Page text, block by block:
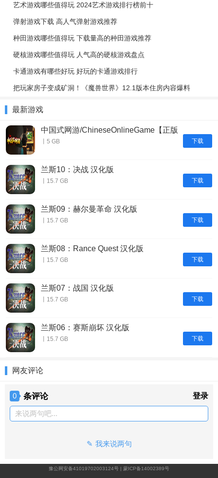
艺术游戏哪些值得玩 2024艺术游戏排行榜前十
弹射游戏下载 高人气弹射游戏推荐
种田游戏哪些值得玩 下载量高的种田游戏推荐
硬核游戏哪些值得玩 人气高的硬核游戏盘点
卡通游戏有哪些好玩 好玩的卡通游戏排行
把玩家房子变成矿洞！《魔兽世界》12.1版本住房内容爆料
最新游戏
下载
中国式网游/ChineseOnlineGame【正版
账号】
丨5 GB
下载
兰斯10：决战 汉化版
丨15.7 GB
下载
兰斯09：赫尔曼革命 汉化版
丨15.7 GB
下载
兰斯08：Rance Quest 汉化版
丨15.7 GB
下载
兰斯07：战国 汉化版
丨15.7 GB
下载
兰斯06：赛斯崩坏 汉化版
丨15.7 GB
网友评论
0 条评论 登录
来说两句吧...
我来说两句
豫公网安备41019702003124号 | 蒙ICP备14002389号